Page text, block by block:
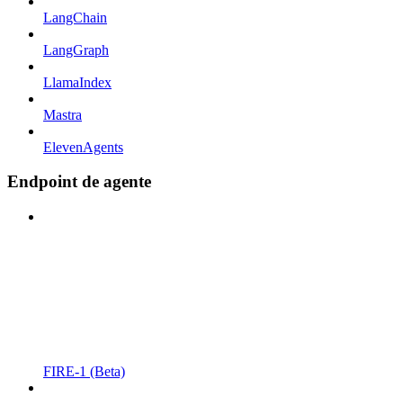
LangChain
LangGraph
LlamaIndex
Mastra
ElevenAgents
Endpoint de agente
FIRE-1 (Beta)